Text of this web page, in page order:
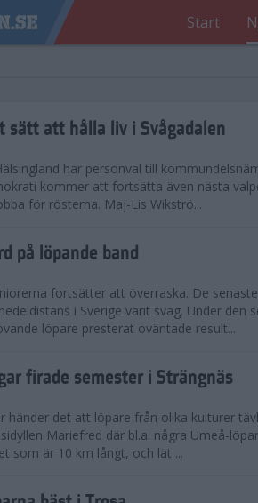
Start
sätt att hålla liv i Svågadalen
har personval till
kommer att fortsätta även nästa
för rösterna. Maj-Lis Wikströ...
på löpande band
fortsätter att överraska. De
i Sverige varit svag. Under den
löpare presterat oväntade result...
firade semester i Strängnäs
händer det att löpare från olika kulturer
Mariefred där bl.a. några Umeå-
som är 10 km långt, och lät ...